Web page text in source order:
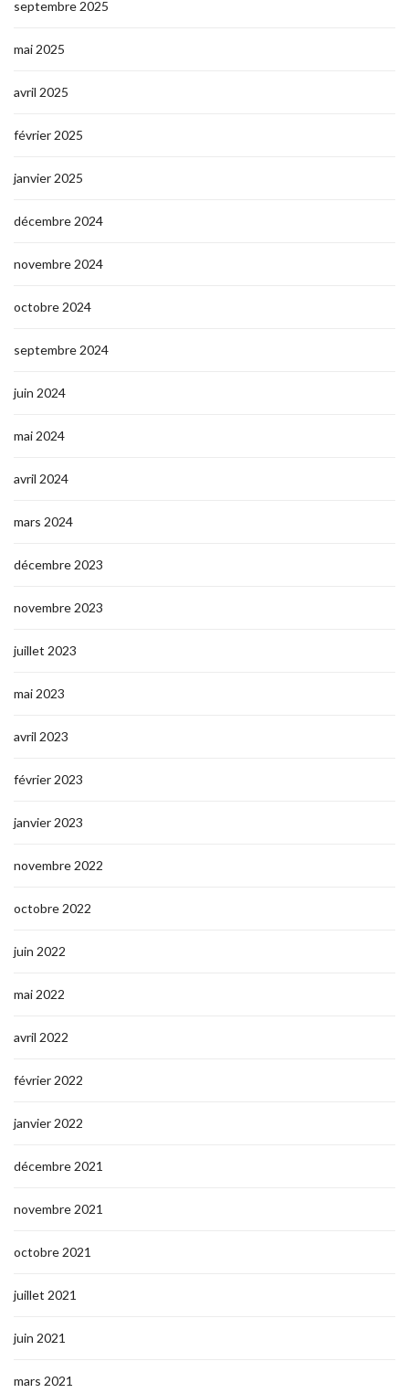
septembre 2025
mai 2025
avril 2025
février 2025
janvier 2025
décembre 2024
novembre 2024
octobre 2024
septembre 2024
juin 2024
mai 2024
avril 2024
mars 2024
décembre 2023
novembre 2023
juillet 2023
mai 2023
avril 2023
février 2023
janvier 2023
novembre 2022
octobre 2022
juin 2022
mai 2022
avril 2022
février 2022
janvier 2022
décembre 2021
novembre 2021
octobre 2021
juillet 2021
juin 2021
mars 2021